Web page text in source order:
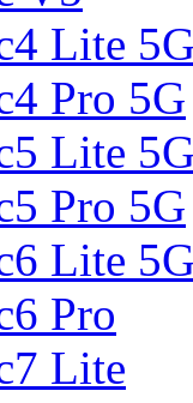
Lite
Pro 5G
Lite
Pro 5G
Lite
Pro
Lite